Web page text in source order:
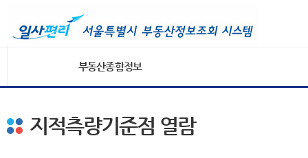
부동산종합정보
지적측량기준점 열람